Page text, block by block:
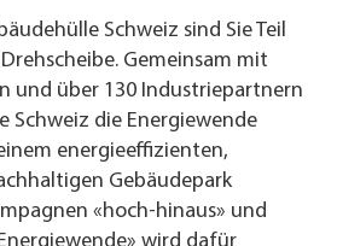
Schweiz sind Sie Teil
Gemeinsam mit
und über 130 Industriepartnern
Schweiz die Energiewende
energieeffizienten,
Gebäudepark
«hoch-hinaus» und